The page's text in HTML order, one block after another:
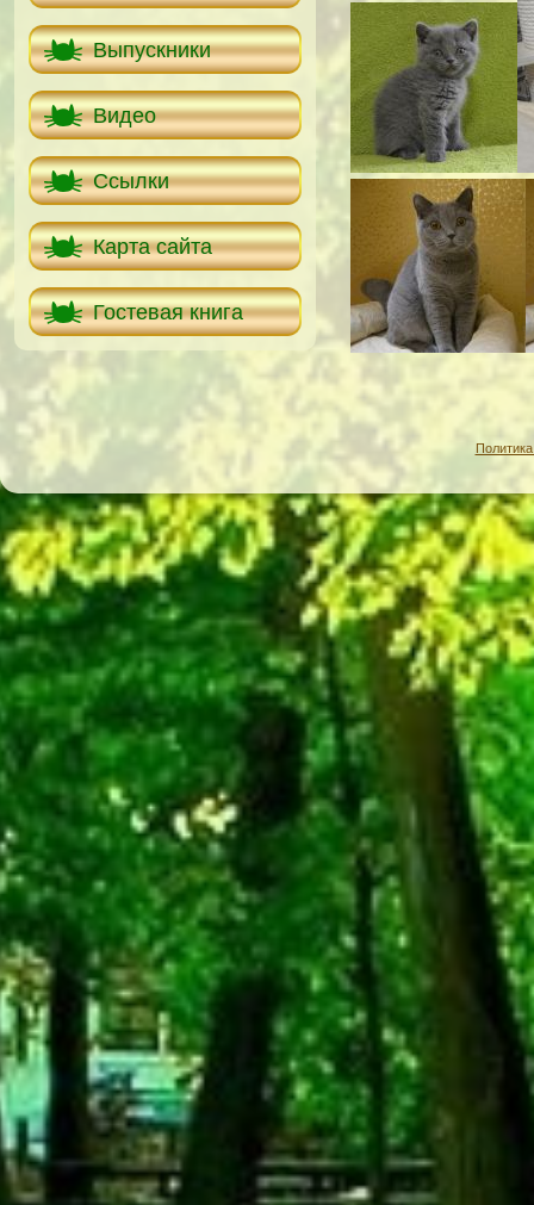
Выпускники
Видео
Ссылки
Карта сайта
Гостевая книга